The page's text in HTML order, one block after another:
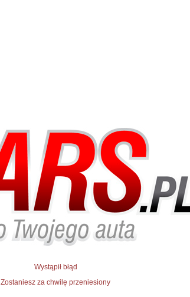
Wystąpił błąd
Zostaniesz za chwilę przeniesiony